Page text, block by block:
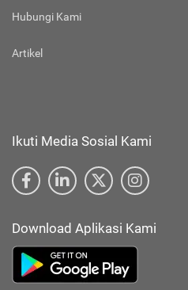
Hubungi Kami
Artikel
Ikuti Media Sosial Kami
Download Aplikasi Kami